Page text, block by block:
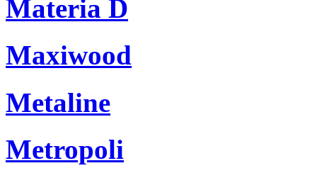
Materia D
Maxiwood
Metaline
Metropoli